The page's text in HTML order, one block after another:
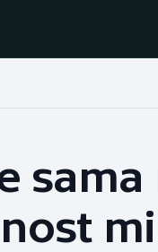
Baseball a softbal
Basketbal